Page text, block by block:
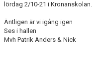
lördag 2/10-21 i Kronanskolan.
Äntligen är vi igång igen
Ses i hallen
Mvh Patrik Anders & Nick